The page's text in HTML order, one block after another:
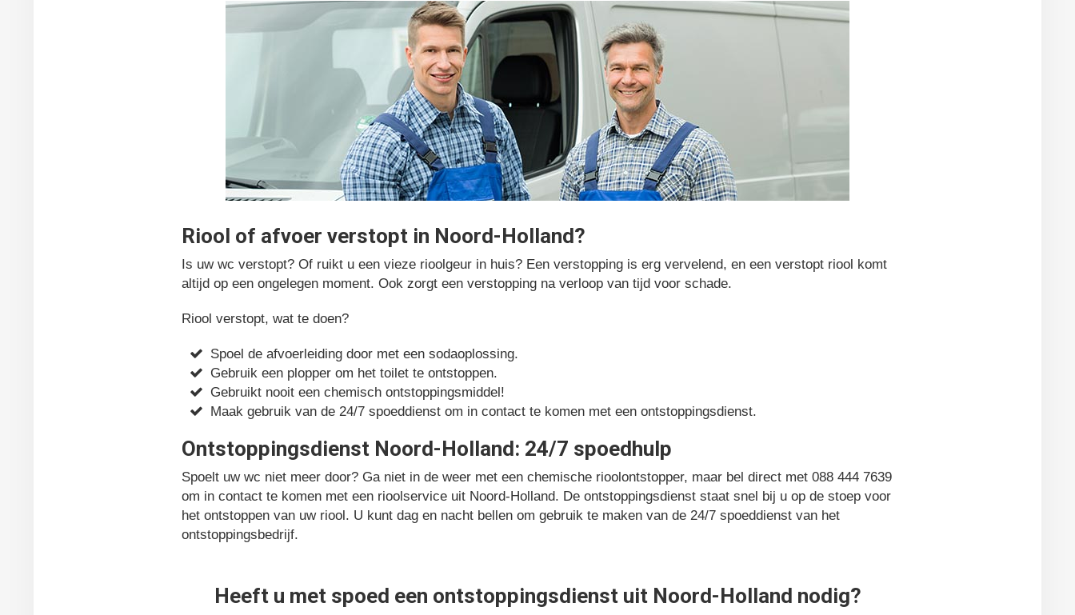
Riool of afvoer verstopt in Noord-Holland?
Is uw wc verstopt? Of ruikt u een vieze rioolgeur in huis? Een verstopping is erg vervelend, en een verstopt riool komt
altijd op een ongelegen moment. Ook zorgt een verstopping na verloop van tijd voor schade.
Riool verstopt, wat te doen?
Spoel de afvoerleiding door met een sodaoplossing.
Gebruik een plopper om het toilet te ontstoppen.
Gebruikt nooit een chemisch ontstoppingsmiddel!
Maak gebruik van de 24/7 spoeddienst om in contact te komen met een ontstoppingsdienst.
Ontstoppingsdienst Noord-Holland: 24/7 spoedhulp
Spoelt uw wc niet meer door? Ga niet in de weer met een chemische rioolontstopper, maar bel direct met 088 444 7639
om in contact te komen met een rioolservice uit Noord-Holland. De ontstoppingsdienst staat snel bij u op de stoep voor
het ontstoppen van uw riool. U kunt dag en nacht bellen om gebruik te maken van de 24/7 spoeddienst van het
ontstoppingsbedrijf.
Heeft u met spoed een ontstoppingsdienst uit Noord-Holland nodig?